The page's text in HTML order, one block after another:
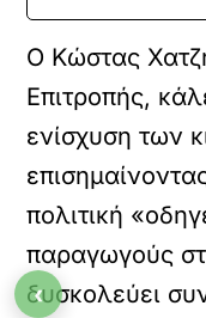
Ο Κώστας
Επιτροπής,
ενίσχυση των
πολιτική
παραγωγούς
δυσκολεύει
‹